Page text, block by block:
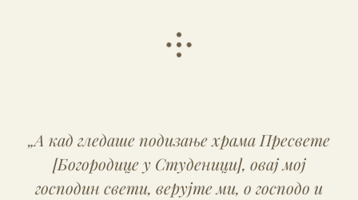
„Студеница је грађена да спаја небо и
земљу, да буде лествица која узводи људе
са земље ка небу, да слави Тросунчаног